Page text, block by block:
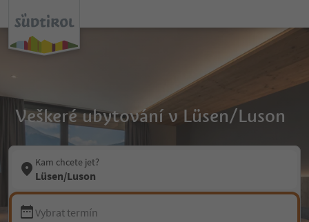
Veškeré ubytování v Lüsen/Luson
Kam chcete jet?
Lüsen/Luson
Vybrat termín